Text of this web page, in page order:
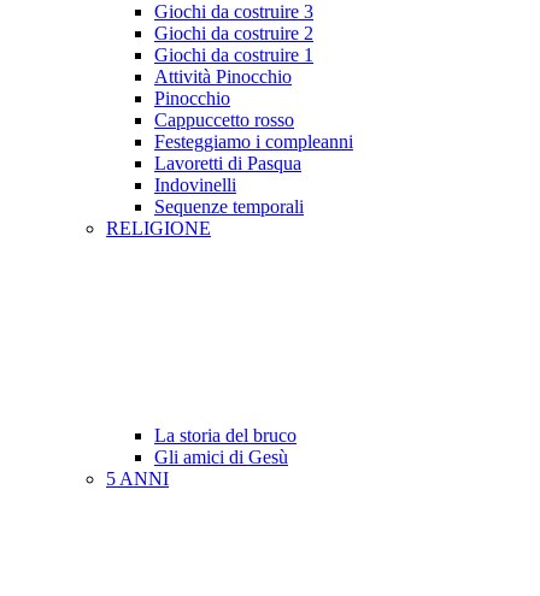
Giochi da costruire 3
Giochi da costruire 2
Giochi da costruire 1
Attività Pinocchio
Pinocchio
Cappuccetto rosso
Festeggiamo i compleanni
Lavoretti di Pasqua
Indovinelli
Sequenze temporali
RELIGIONE
La storia del bruco
Gli amici di Gesù
5 ANNI